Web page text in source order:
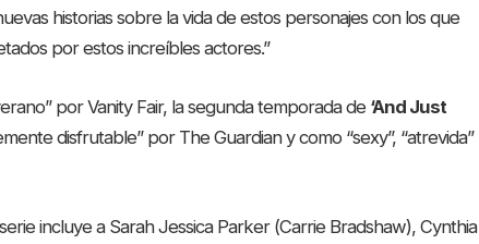
historias sobre la vida de estos personajes con los que
por estos increíbles actores.”
por Vanity Fair, la segunda temporada de ‘And Just
disfrutable” por The Guardian y como “sexy”, “atrevida”
incluye a Sarah Jessica Parker (Carrie Bradshaw), Cynthia